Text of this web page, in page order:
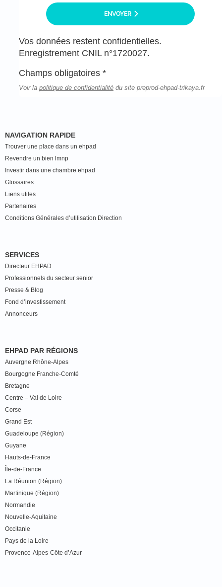
ENVOYER
Vos données restent confidentielles.
Enregistrement CNIL n°1720027.
Champs obligatoires *
Voir la politique de confidentialité du site preprod-ehpad-trikaya.fr
NAVIGATION RAPIDE
Trouver une place dans un ehpad
Revendre un bien lmnp
Investir dans une chambre ehpad
Glossaires
Liens utiles
Partenaires
Conditions Générales d’utilisation Direction
SERVICES
Directeur EHPAD
Professionnels du secteur senior
Presse & Blog
Fond d’investissement
Annonceurs
EHPAD PAR RÉGIONS
Auvergne Rhône-Alpes
Bourgogne Franche-Comté
Bretagne
Centre – Val de Loire
Corse
Grand Est
Guadeloupe (Région)
Guyane
Hauts-de-France
Île-de-France
La Réunion (Région)
Martinique (Région)
Normandie
Nouvelle-Aquitaine
Occitanie
Pays de la Loire
Provence-Alpes-Côte d’Azur